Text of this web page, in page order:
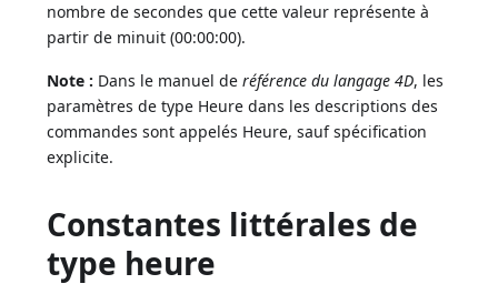
nombre de secondes que cette valeur représente à
partir de minuit (00:00:00).
Note : Dans le manuel deréférence du langage 4D, les
paramètres de type Heure dans les descriptions des
commandes sont appelés Heure, sauf spécification
explicite.
Constantes littérales de
type heure